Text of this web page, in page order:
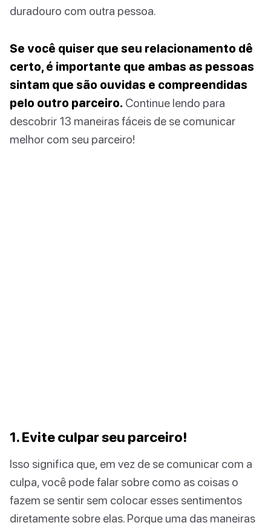
duradouro com outra pessoa.
Se você quiser que seu relacionamento dê
certo, é importante que ambas as pessoas
sintam que são ouvidas e compreendidas
pelo outro parceiro. Continue lendo para
descobrir 13 maneiras fáceis de se comunicar
melhor com seu parceiro!
1. Evite culpar seu parceiro!
Isso significa que, em vez de se comunicar com a
culpa, você pode falar sobre como as coisas o
fazem se sentir sem colocar esses sentimentos
diretamente sobre elas. Porque uma das maneiras